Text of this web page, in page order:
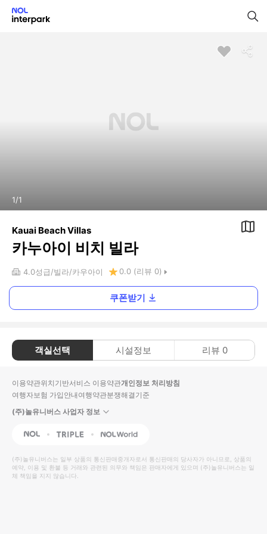
1/1
Kauai Beach Villas
카누아이 비치 빌라
4.0성급 빌라 카우아이 0.0 (리뷰 0)
쿠폰받기
객실선택 시설정보 리뷰 0
이용약관위치기반서비스 이용약관개인정보 처리방침
여행자보험 가입안내여행약관분쟁해결기준
(주)놀유니버스 사업자 정보
NOL Triple Interpark Global
(주)놀유니버스는 일부 상품의 통신판매중개자로서 통신판매의 당사자가 아니므로, 상품의
예약, 이용 및 환불 등 거래와 관련된 의무와 책임은 판매자에게 있으며 (주)놀유니버스는 일
체 책임을 지지 않습니다.